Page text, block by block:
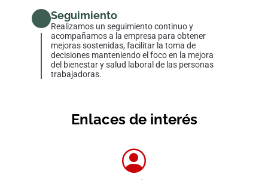
Seguimiento
Realizamos un seguimiento continuo y
acompañamos a la empresa para obtener
mejoras sostenidas, facilitar la toma de
decisiones manteniendo el foco en la mejora
del bienestar y salud laboral de las personas
trabajadoras.
Enlaces de interés